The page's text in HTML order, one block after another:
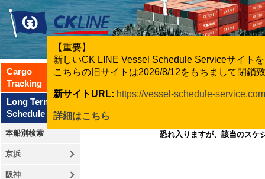
【重要】
新しいCK LINE Vessel Schedule Serviceサイト
こちらの旧サイトは2026/8/12をもちまして閉鎖
新サイトURL: https://vessel-schedule-
詳細はこちら
Cargo
Tracking
Long Term
Schedule
本船別検索
京浜
阪神
恐れ入りますが、該当のスケ